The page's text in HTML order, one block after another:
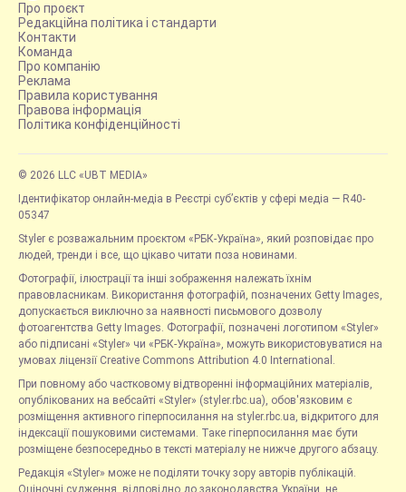
Про проєкт
Редакційна політика і стандарти
Контакти
Команда
Про компанію
Реклама
Правила користування
Правова інформація
Політика конфіденційності
© 2026 LLC «UBT MEDIA»
Ідентифікатор онлайн-медіа в Реєстрі суб’єктів у сфері медіа — R40-
05347
Styler є розважальним проєктом «РБК-Україна», який розповідає про
людей, тренди і все, що цікаво читати поза новинами.
Фотографії, ілюстрації та інші зображення належать їхнім
правовласникам. Використання фотографій, позначених Getty Images,
допускається виключно за наявності письмового дозволу
фотоагентства Getty Images. Фотографії, позначені логотипом «Styler»
або підписані «Styler» чи «РБК-Україна», можуть використовуватися на
умовах ліцензії Creative Commons Attribution 4.0 International.
При повному або частковому відтворенні інформаційних матеріалів,
опублікованих на вебсайті «Styler» (styler.rbc.ua), обов'язковим є
розміщення активного гіперпосилання на styler.rbc.ua, відкритого для
індексації пошуковими системами. Таке гіперпосилання має бути
розміщене безпосередньо в тексті матеріалу не нижче другого абзацу.
Редакція «Styler» може не поділяти точку зору авторів публікацій.